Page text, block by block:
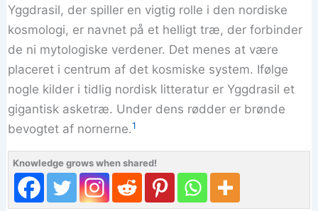
Yggdrasil, der spiller en vigtig rolle i den nordiske
kosmologi, er navnet på et helligt træ, der forbinder
de ni mytologiske verdener. Det menes at være
placeret i centrum af det kosmiske system. Ifølge
nogle kilder i tidlig nordisk litteratur er Yggdrasil et
gigantisk asketræ. Under dens rødder er brønde
bevogtet af nornerne.1
Knowledge grows when shared!